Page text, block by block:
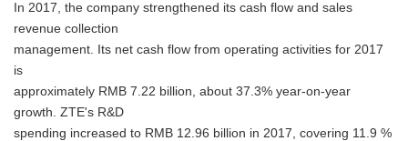
In 2017, the company strengthened its cash flow and sales
revenue collection
management. Its net cash flow from operating activities for 2017
is
approximately RMB 7.22 billion, about 37.3% year-on-year
growth. ZTE's R&D
spending increased to RMB 12.96 billion in 2017, covering 11.9 %